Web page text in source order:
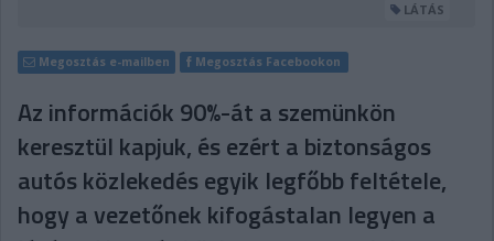
LÁTÁS
Megosztás e-mailben Megosztás Facebookon
Az információk 90%-át a szemünkön
keresztül kapjuk, és ezért a biztonságos
autós közlekedés egyik legfőbb feltétele,
hogy a vezetőnek kifogástalan legyen a